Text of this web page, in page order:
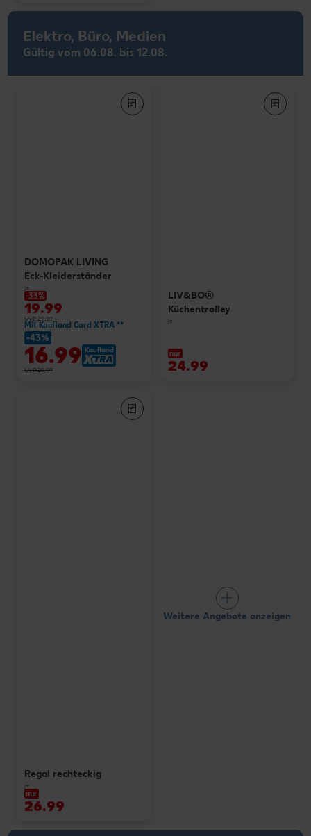
Elektro, Büro, Medien
Gültig vom 06.08. bis 12.08.
DOMOPAK LIVING
Eck-Kleiderständer
je
-33%
19.99
UVP 29.99
Mit Kaufland Card XTRA **
-43%
16.99
UVP 29.99
LIV&BO®
Küchentrolley
je
nur
24.99
Regal rechteckig
je
nur
26.99
Weitere Angebote anzeigen